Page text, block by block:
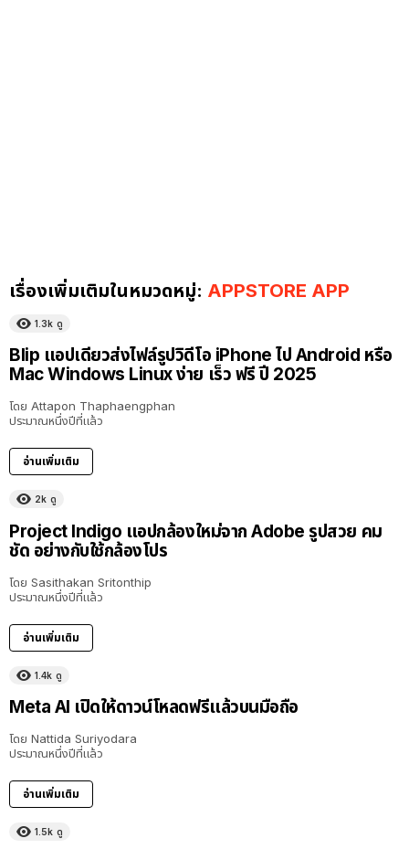
เรื่องเพิ่มเติมในหมวดหมู่: APPSTORE APP
1.3k ดู
Blip แอปเดียวส่งไฟล์รูปวิดีโอ iPhone ไป Android หรือ
Mac Windows Linux ง่าย เร็ว ฟรี ปี 2025
โดย Attapon Thaphaengphan
ประมาณหนึ่งปีที่แล้ว
อ่านเพิ่มเติม
2k ดู
Project Indigo แอปกล้องใหม่จาก Adobe รูปสวย คม
ชัด อย่างกับใช้กล้องโปร
โดย Sasithakan Sritonthip
ประมาณหนึ่งปีที่แล้ว
อ่านเพิ่มเติม
1.4k ดู
Meta AI เปิดให้ดาวน์โหลดฟรีแล้วบนมือถือ
โดย Nattida Suriyodara
ประมาณหนึ่งปีที่แล้ว
อ่านเพิ่มเติม
1.5k ดู